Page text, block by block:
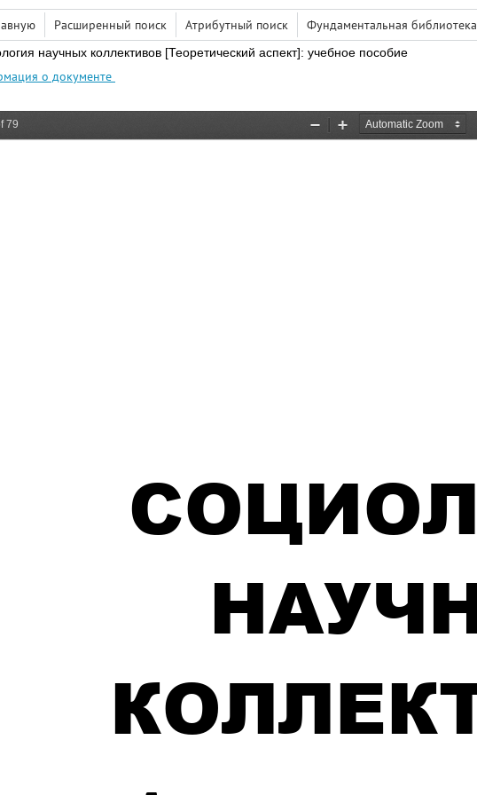
Расширенный поиск Атрибутный поиск Фундаментальная библиотека
научных коллективов [Теоретический аспект]: учебное пособие
о документе